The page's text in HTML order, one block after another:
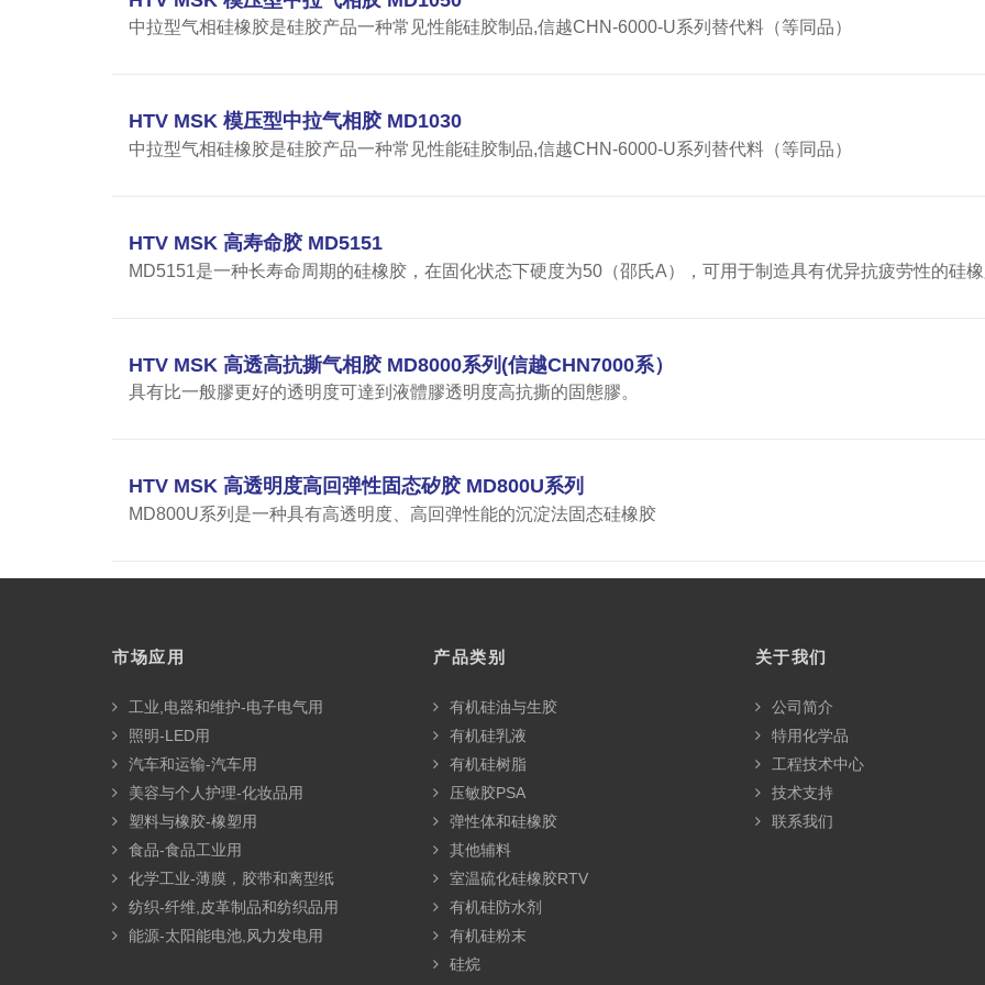
中拉型气相硅橡胶是硅胶产品一种常见性能硅胶制品,信越CHN-6000-U系列替代料（等同品）
HTV MSK 模压型中拉气相胶 MD1030
中拉型气相硅橡胶是硅胶产品一种常见性能硅胶制品,信越CHN-6000-U系列替代料（等同品）
HTV MSK 高寿命胶 MD5151
MD5151是一种长寿命周期的硅橡胶，在固化状态下硬度为50（邵氏A），可用于制造具有优异抗疲劳性的硅橡
HTV MSK 高透高抗撕气相胶 MD8000系列(信越CHN7000系）
具有比一般膠更好的透明度可達到液體膠透明度高抗撕的固態膠。
HTV MSK 高透明度高回弹性固态矽胶 MD800U系列
MD800U系列是一种具有高透明度、高回弹性能的沉淀法固态硅橡胶
市场应用
工业,电器和维护-电子电气用
照明-LED用
汽车和运输-汽车用
美容与个人护理-化妆品用
塑料与橡胶-橡塑用
食品-食品工业用
化学工业-薄膜，胶带和离型纸
纺织-纤维,皮革制品和纺织品用
能源-太阳能电池,风力发电用
产品类别
有机硅油与生胶
有机硅乳液
有机硅树脂
压敏胶PSA
弹性体和硅橡胶
其他辅料
室温硫化硅橡胶RTV
有机硅防水剂
有机硅粉末
硅烷
关于我们
公司简介
特用化学品
工程技术中心
技术支持
联系我们